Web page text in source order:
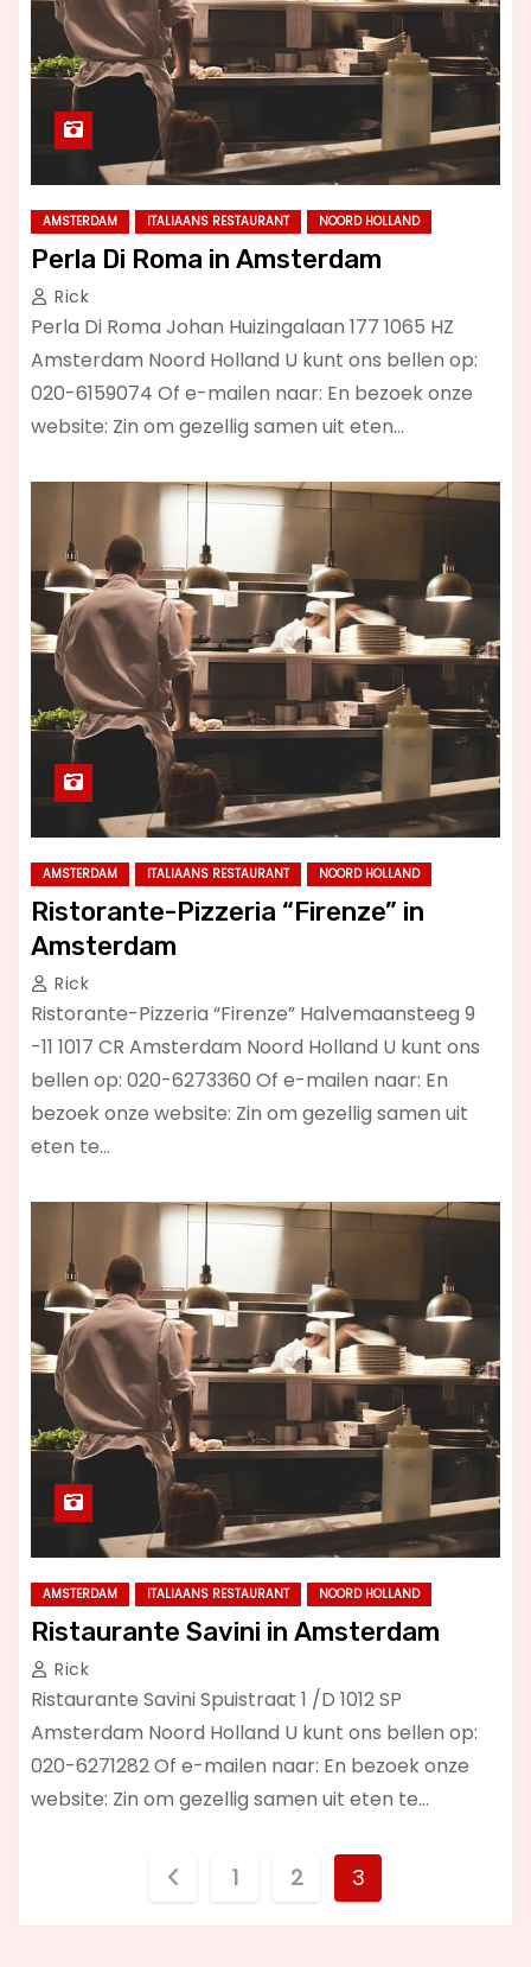
AMSTERDAM ITALIAANS RESTAURANT NOORD HOLLAND
Perla Di Roma in Amsterdam
Rick
Perla Di Roma Johan Huizingalaan 177 1065 HZ
Amsterdam Noord Holland U kunt ons bellen op:
020-6159074 Of e-mailen naar: En bezoek onze
website: Zin om gezellig samen uit eten…
AMSTERDAM ITALIAANS RESTAURANT NOORD HOLLAND
Ristorante-Pizzeria “Firenze” in
Amsterdam
Rick
Ristorante-Pizzeria “Firenze” Halvemaansteeg 9
-11 1017 CR Amsterdam Noord Holland U kunt ons
bellen op: 020-6273360 Of e-mailen naar: En
bezoek onze website: Zin om gezellig samen uit
eten te…
AMSTERDAM ITALIAANS RESTAURANT NOORD HOLLAND
Ristaurante Savini in Amsterdam
Rick
Ristaurante Savini Spuistraat 1 /D 1012 SP
Amsterdam Noord Holland U kunt ons bellen op:
020-6271282 Of e-mailen naar: En bezoek onze
website: Zin om gezellig samen uit eten te…
1 2 3